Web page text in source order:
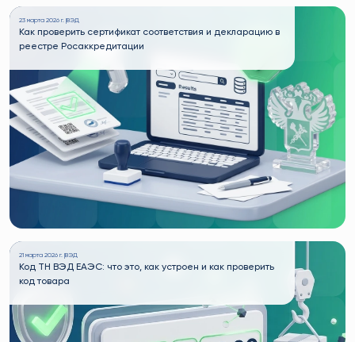
23 марта 2026 г. |ВЭД
Как проверить сертификат соответствия и декларацию в
реестре Росаккредитации
21 марта 2026 г. |ВЭД
Код ТН ВЭД ЕАЭС: что это, как устроен и как проверить
код товара